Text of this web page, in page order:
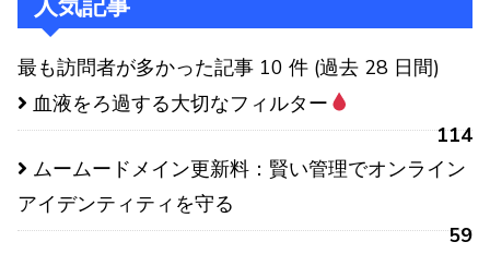
最も訪問者が多かった記事 10 件 (過去 28 日間)
血液をろ過する大切なフィルター
114
ムームードメイン更新料：賢い管理でオンライン
アイデンティティを守る
59